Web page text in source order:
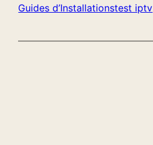
Guides d’Installationstest iptv